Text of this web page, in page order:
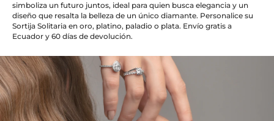
simboliza un futuro juntos, ideal para quien busca elegancia y un
diseño que resalta la belleza de un único diamante. Personalice su
Sortija Solitaria en oro, platino, paladio o plata. Envío gratis a
Ecuador y 60 días de devolución.